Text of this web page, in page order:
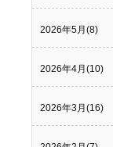
2026年5月(8)
2026年4月(10)
2026年3月(16)